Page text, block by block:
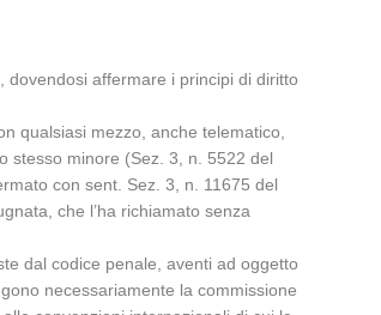
dovendosi affermare i principi di diritto
qualsiasi mezzo, anche telematico,
stesso minore (Sez. 3, n. 5522 del
con sent. Sez. 3, n. 11675 del
che l’ha richiamato senza
dal codice penale, aventi ad oggetto
necessariamente la commissione